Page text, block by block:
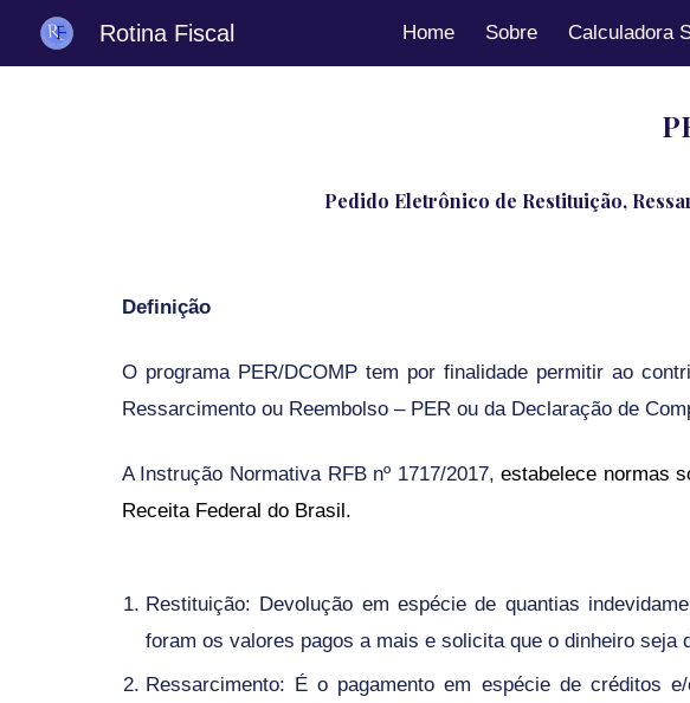
Skip to main content
Rotina Fiscal Home Sobre Calculadora
Pedido Eletrônico de Restituição,
Definição
O programa PER/DCOMP tem por finalidade permitir ao
Ressarcimento ou Reembolso – PER ou da Declaração de
A Instrução Normativa RFB nº 1717/2017,estabelece normas
Receita Federal do Brasil.
Restituição: Devolução em espécie de quantias
foram os valores pagos a mais e solicita que o dinheiro seja
Ressarcimento: É o pagamento em espécie de créditos